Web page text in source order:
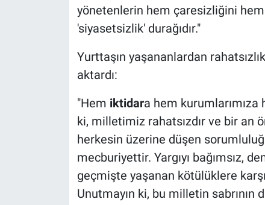
yönetenlerin hem çaresizliğini
'siyasetsizlik' durağıdır."
Yurttaşın yaşananlardan
aktardı:
"Hem iktidara hem kurumlarımıza
ki, milletimiz rahatsızdır ve bir an
herkesin üzerine düşen
mecburiyettir. Yargıyı bağımsız,
geçmişte yaşanan kötülüklere
Unutmayın ki, bu milletin sabrının